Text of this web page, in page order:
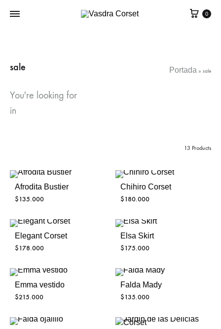
0
sale Portada » sale
You're looking for
in
13 Products
Afrodita Bustier
$135.000
Chihiro Corset
$180.000
Elegant Corset
$178.000
Elsa Skirt
$175.000
Emma vestido
$215.000
Falda Mady
$135.000